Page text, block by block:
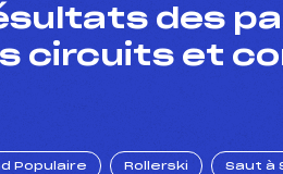
des
circuits et
Populaire Rollerski Saut à